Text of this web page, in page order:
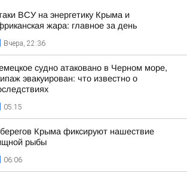
ВСУ на энергетику Крыма и
жара: главное за день
Вчера, 22:36
судно атаковано в Черном море,
эвакуирован: что известно о
05:15
Крыма фиксируют нашествие
рыбы
06:06